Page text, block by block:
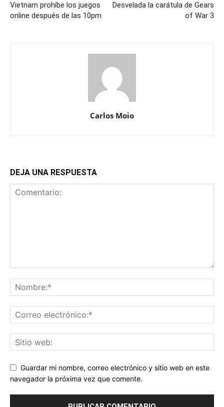
Vietnam prohíbe los juegos
online después de las 10pm
Desvelada la carátula de Gears
of War 3
Carlos Moio
DEJA UNA RESPUESTA
Guardar mi nombre, correo electrónico y sitio web en este
navegador la próxima vez que comente.